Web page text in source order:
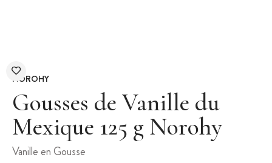
NOROHY
Gousses de Vanille du
Mexique 125 g Norohy
Vanille en Gousse